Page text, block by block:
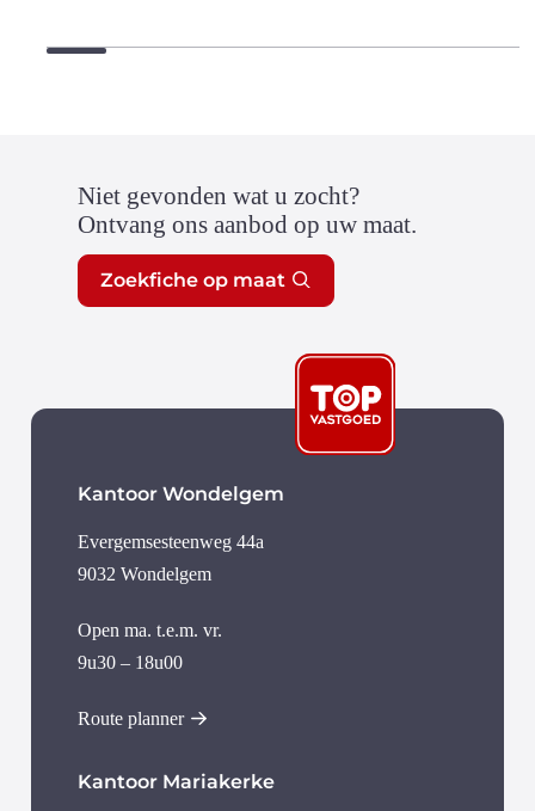
Niet gevonden wat u zocht?
Ontvang ons aanbod op uw maat.
Zoekfiche op maat
Kantoor Wondelgem
Evergemsesteenweg 44a
9032 Wondelgem
Open ma. t.e.m. vr.
9u30 – 18u00
Route planner
Kantoor Mariakerke